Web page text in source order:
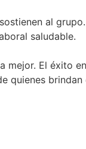
al grupo.
saludable.
mejor. El éxito
quienes brindan